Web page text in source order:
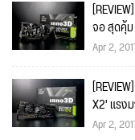
จอ สุดคุ้
Apr 2,
X2'
Apr 2,